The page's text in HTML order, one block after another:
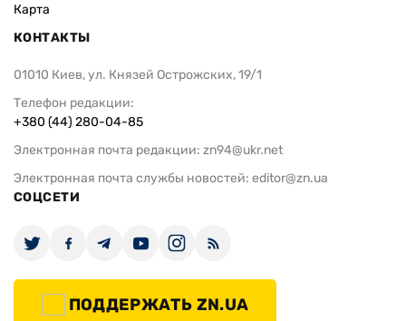
Карта
КОНТАКТЫ
01010 Киев, ул. Князей Острожских, 19/1
Телефон редакции:
+380 (44) 280-04-85
Электронная почта редакции: zn94@ukr.net
Электронная почта службы новостей: editor@zn.ua
СОЦСЕТИ
ПОДДЕРЖАТЬ ZN.UA